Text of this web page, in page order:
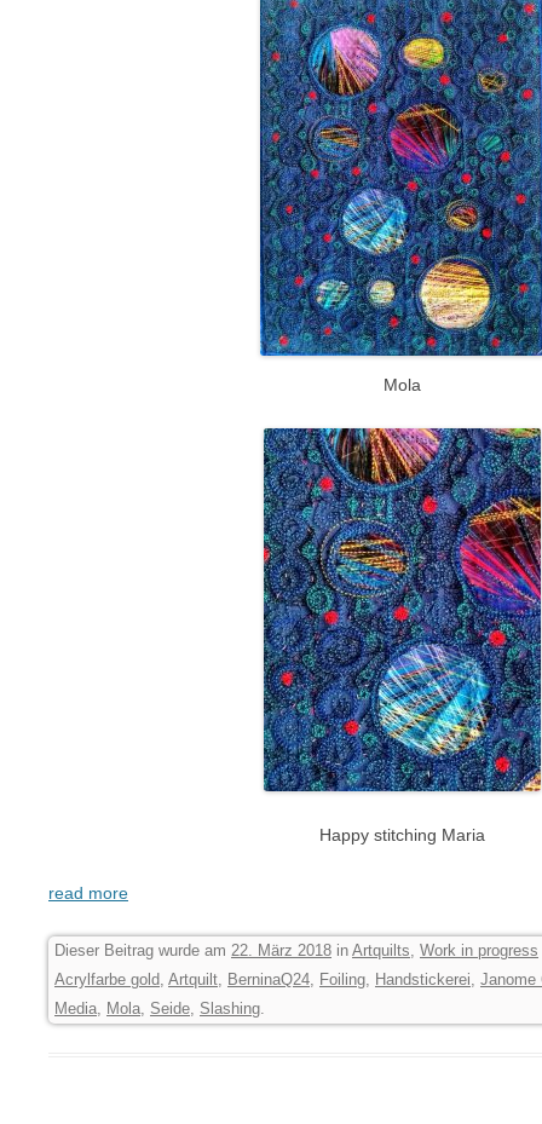
Mola
Happy stitching Maria
read more
Dieser Beitrag wurde am 22. März 2018 in Artquilts, Work in progress
Acrylfarbe gold, Artquilt, BerninaQ24, Foiling, Handstickerei, Janome
Media, Mola, Seide, Slashing.